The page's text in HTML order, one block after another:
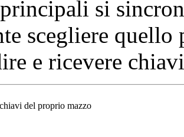
si
scegliere quello
e ricevere
del proprio mazzo